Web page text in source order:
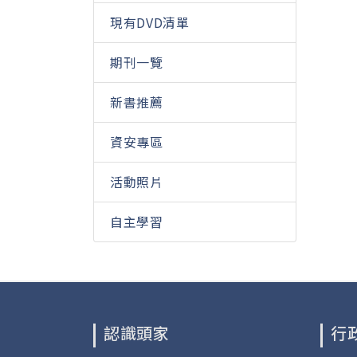
現有DVD清單
期刊一覽
新書推薦
資安專區
活動照片
自主學習
認識頭家 行